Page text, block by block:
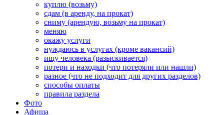
куплю (возьму)
сдам (в аренду, на прокат)
сниму (арендую, возьму на прокат)
меняю
окажу услуги
нуждаюсь в услугах (кроме вакансий)
ищу человека (разыскивается)
потери и находки (что потеряли или нашли)
разное (что не подходит для других разделов)
способы оплаты
правила раздела
Фото
Афиша